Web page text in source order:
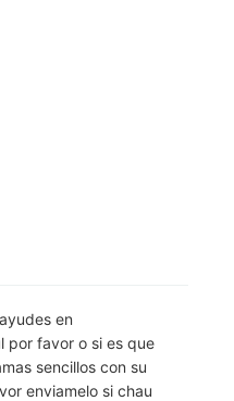
en
por favor o si es que
sencillos con su
enviamelo si chau